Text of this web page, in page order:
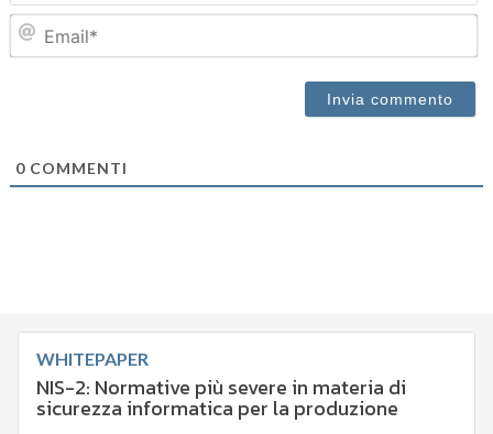
0COMMENTI
WHITEPAPER
NIS-2: Normative più severe in materia di
sicurezza informatica per la produzione